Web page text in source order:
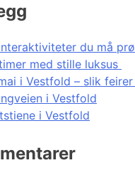
du må
med stille luksus
i Vestfold – slik
i Vestfold
i Vestfold